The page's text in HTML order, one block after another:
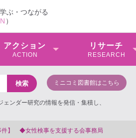
ぶ・つながる
N ）
アクション
ACTION
リサーチ
RESEARCH
ミニコミ図書館はこちら
ンダー研究の情報を発信・集積し、